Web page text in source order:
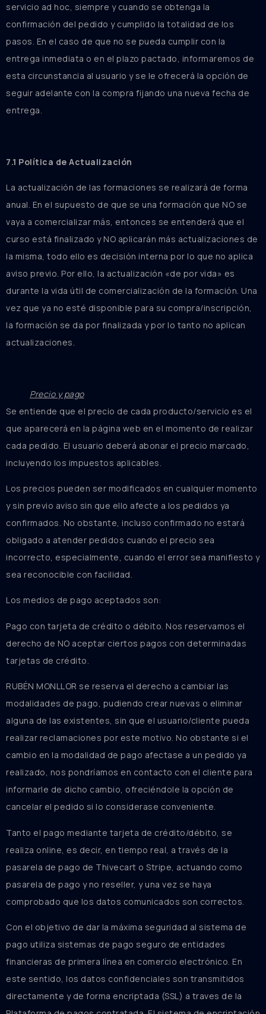
servicio ad hoc, siempre y cuando se obtenga la
confirmación del pedido y cumplido la totalidad de los
pasos. En el caso de que no se pueda cumplir con la
entrega inmediata o en el plazo pactado, informaremos de
esta circunstancia al usuario y se le ofrecerá la opción de
seguir adelante con la compra fijando una nueva fecha de
entrega.
7.1 Política de Actualización
La actualización de las formaciones se realizará de forma
anual. En el supuesto de que se una formación que NO se
vaya a comercializar más, entonces se entenderá que el
curso está finalizado y NO aplicarán más actualizaciones de
la misma, todo ello es decisión interna por lo que no aplica
aviso previo. Por ello, la actualización «de por vida» es
durante la vida útil de comercialización de la formación. Una
vez que ya no esté disponible para su compra/inscripción,
la formación se da por finalizada y por lo tanto no aplican
actualizaciones.
Precio y pago
Se entiende que el precio de cada producto/servicio es el
que aparecerá en la página web en el momento de realizar
cada pedido. El usuario deberá abonar el precio marcado,
incluyendo los impuestos aplicables.
Los precios pueden ser modificados en cualquier momento
y sin previo aviso sin que ello afecte a los pedidos ya
confirmados. No obstante, incluso confirmado no estará
obligado a atender pedidos cuando el precio sea
incorrecto, especialmente, cuando el error sea manifiesto y
sea reconocible con facilidad.
Los medios de pago aceptados son:
Pago con tarjeta de crédito o débito. Nos reservamos el
derecho de NO aceptar ciertos pagos con determinadas
tarjetas de crédito.
RUBÉN MONLLOR se reserva el derecho a cambiar las
modalidades de pago, pudiendo crear nuevas o eliminar
alguna de las existentes, sin que el usuario/cliente pueda
realizar reclamaciones por este motivo. No obstante si el
cambio en la modalidad de pago afectase a un pedido ya
realizado, nos pondríamos en contacto con el cliente para
informarle de dicho cambio, ofreciéndole la opción de
cancelar el pedido si lo considerase conveniente.
Tanto el pago mediante tarjeta de crédito/débito, se
realiza online, es decir, en tiempo real, a través de la
pasarela de pago de Thivecart o Stripe, actuando como
pasarela de pago y no reseller, y una vez se haya
comprobado que los datos comunicados son correctos.
Con el objetivo de dar la máxima seguridad al sistema de
pago utiliza sistemas de pago seguro de entidades
financieras de primera línea en comercio electrónico. En
este sentido, los datos confidenciales son transmitidos
directamente y de forma encriptada (SSL) a traves de la